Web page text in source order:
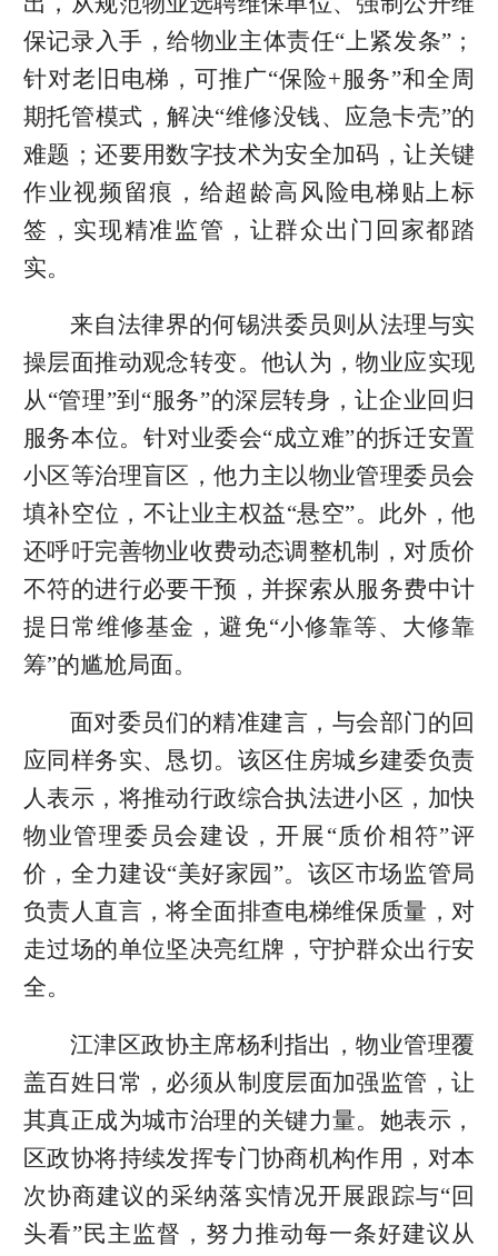
保记录入手，给物业主体责任“上紧发条”；
针对老旧电梯，可推广“保险+服务”和全周
期托管模式，解决“维修没钱、应急卡壳”的
难题；还要用数字技术为安全加码，让关键
作业视频留痕，给超龄高风险电梯贴上标
签，实现精准监管，让群众出门回家都踏
实。
来自法律界的何锡洪委员则从法理与实
操层面推动观念转变。他认为，物业应实现
从“管理”到“服务”的深层转身，让企业回归
服务本位。针对业委会“成立难”的拆迁安置
小区等治理盲区，他力主以物业管理委员会
填补空位，不让业主权益“悬空”。此外，他
还呼吁完善物业收费动态调整机制，对质价
不符的进行必要干预，并探索从服务费中计
提日常维修基金，避免“小修靠等、大修靠
筹”的尴尬局面。
面对委员们的精准建言，与会部门的回
应同样务实、恳切。该区住房城乡建委负责
人表示，将推动行政综合执法进小区，加快
物业管理委员会建设，开展“质价相符”评
价，全力建设“美好家园”。该区市场监管局
负责人直言，将全面排查电梯维保质量，对
走过场的单位坚决亮红牌，守护群众出行安
全。
江津区政协主席杨利指出，物业管理覆
盖百姓日常，必须从制度层面加强监管，让
其真正成为城市治理的关键力量。她表示，
区政协将持续发挥专门协商机构作用，对本
次协商建议的采纳落实情况开展跟踪与“回
头看”民主监督，努力推动每一条好建议从